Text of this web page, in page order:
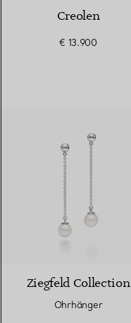
Creolen
€ 13.900
Ziegfeld Collection
Ohrhänger